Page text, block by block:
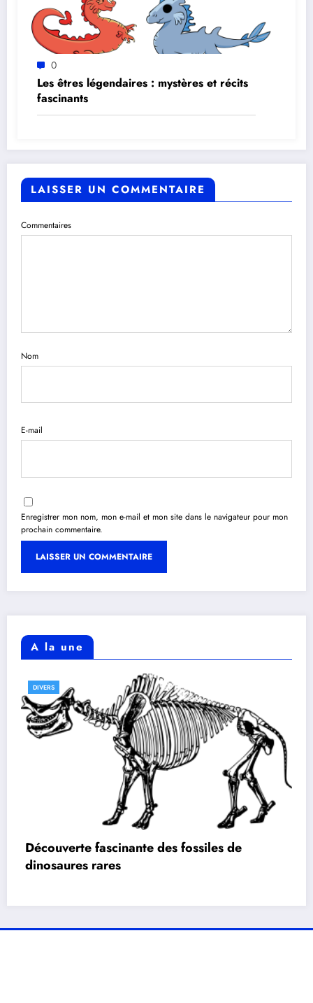
0
Les êtres légendaires : mystères et récits
fascinants
LAISSER UN COMMENTAIRE
Commentaires
Nom
E-mail
Enregistrer mon nom, mon e-mail et mon site dans le navigateur pour mon
prochain commentaire.
A la une
DIVERS
Découverte fascinante des fossiles de
dinosaures rares